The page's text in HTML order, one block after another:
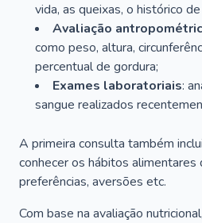
vida, as queixas, o histórico
Avaliação
como peso, altura,
percentual de gordura;
Exames laboratoriais:
sangue realizados
A primeira consulta também
conhecer os hábitos alimentares
preferências, aversões etc.
Com base na avaliação